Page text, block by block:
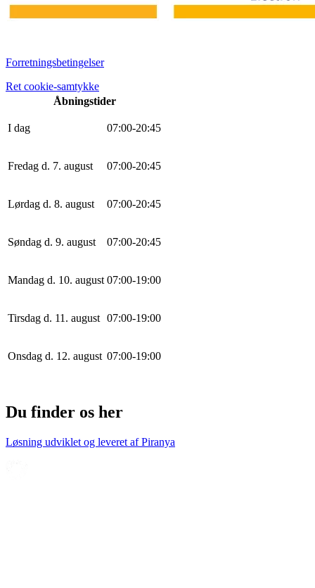
Forretningsbetingelser
Ret cookie-samtykke
Åbningstider
I dag 07:00-20:45
Fredag d. 7. august 07:00-20:45
Lørdag d. 8. august 07:00-20:45
Søndag d. 9. august 07:00-20:45
Mandag d. 10. august 07:00-19:00
Tirsdag d. 11. august 07:00-19:00
Onsdag d. 12. august 07:00-19:00
Du finder os her
Løsning udviklet og leveret afPiranya